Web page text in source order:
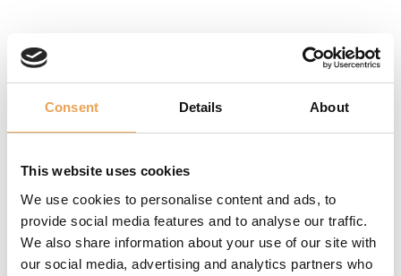
Consent Details About
This website uses cookies
We use cookies to personalise content and ads, to
provide social media features and to analyse our traffic.
We also share information about your use of our site with
our social media, advertising and analytics partners who
CE QUE NOUS PROPOSONS
GÉRER LES
COULEURS DE
LA MARQUE